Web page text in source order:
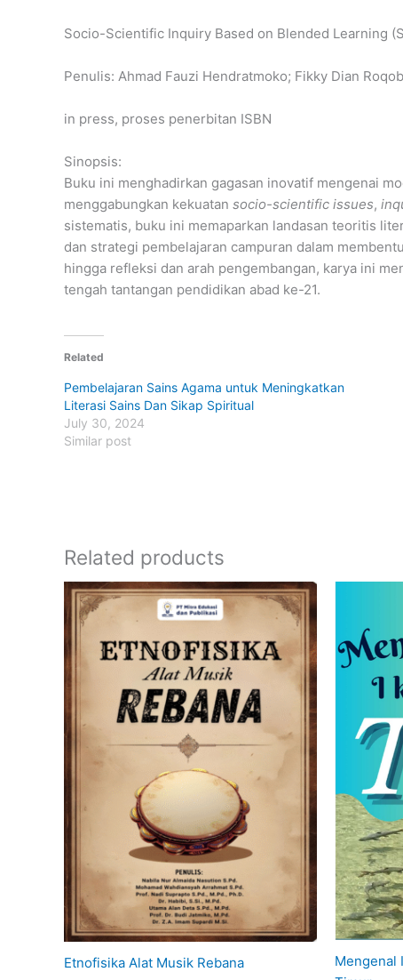
Socio-Scientific Inquiry Based on Blended Learning
Penulis: Ahmad Fauzi Hendratmoko; Fikky Dian
in press, proses penerbitan ISBN
Sinopsis:
Buku ini menghadirkan gagasan inovatif mengenai
menggabungkan kekuatan socio-scientific issues,
sistematis, buku ini memaparkan landasan teoritis
dan strategi pembelajaran campuran dalam
hingga refleksi dan arah pengembangan, karya ini
tengah tantangan pendidikan abad ke-21.
Related
Pembelajaran Sains Agama untuk Meningkatkan
Literasi Sains Dan Sikap Spiritual
July 30, 2024
Similar post
Related products
Etnofisika Alat Musik Rebana
Mengenal